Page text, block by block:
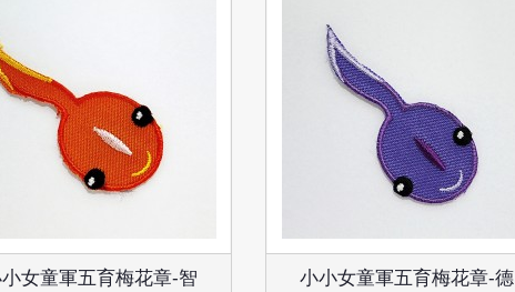
女童軍五育梅花章-智
小小女童軍五育梅花章-德